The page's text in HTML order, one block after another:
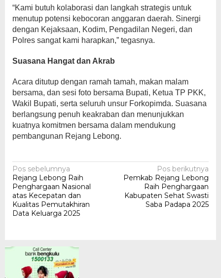
“Kami butuh kolaborasi dan langkah strategis untuk
menutup potensi kebocoran anggaran daerah. Sinergi
dengan Kejaksaan, Kodim, Pengadilan Negeri, dan
Polres sangat kami harapkan,” tegasnya.
Suasana Hangat dan Akrab
Acara ditutup dengan ramah tamah, makan malam
bersama, dan sesi foto bersama Bupati, Ketua TP PKK,
Wakil Bupati, serta seluruh unsur Forkopimda. Suasana
berlangsung penuh keakraban dan menunjukkan
kuatnya komitmen bersama dalam mendukung
pembangunan Rejang Lebong.
Navigasi
pos
Pos sebelumnya
Rejang Lebong Raih
Penghargaan Nasional
atas Kecepatan dan
Kualitas Pemutakhiran
Data Keluarga 2025
Pos berikutnya
Pemkab Rejang Lebong
Raih Penghargaan
Kabupaten Sehat Swasti
Saba Padapa 2025